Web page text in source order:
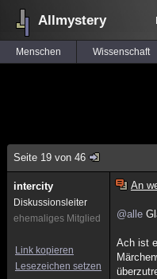
Allmystery
Menschen Wissenschaft
Seite 19 von 46
intercity
Diskussionsleiter
ehemaliges Mitglied
Link kopieren
Lesezeichen setzen
An
@alle
Ach ist